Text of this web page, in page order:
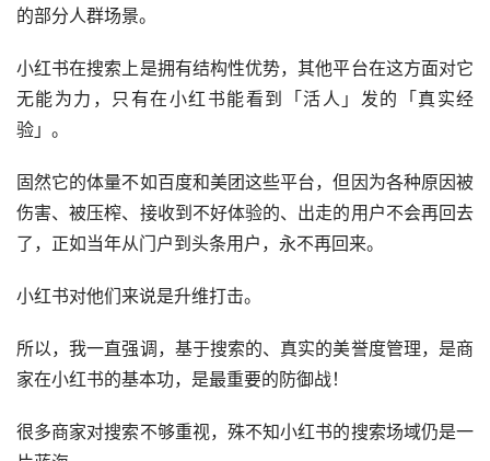
的部分人群场景。
小红书在搜索上是拥有结构性优势，其他平台在这方面对它
无能为力，只有在小红书能看到「活人」发的「真实经
验」。
固然它的体量不如百度和美团这些平台，但因为各种原因被
伤害、被压榨、接收到不好体验的、出走的用户不会再回去
了，正如当年从门户到头条用户，永不再回来。
小红书对他们来说是升维打击。
所以，我一直强调，基于搜索的、真实的美誉度管理，是商
家在小红书的基本功，是最重要的防御战！
很多商家对搜索不够重视，殊不知小红书的搜索场域仍是一